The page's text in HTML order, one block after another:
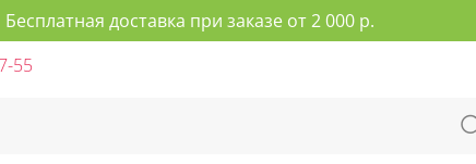
Бесплатная доставка при заказе от 2 000 р.
55